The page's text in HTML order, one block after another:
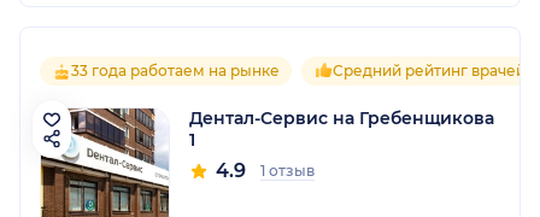
33 года работаем на рынке Средний рейтинг врачей
Дентал-Сервис на Гребенщикова
1
4.9 1 отзыв